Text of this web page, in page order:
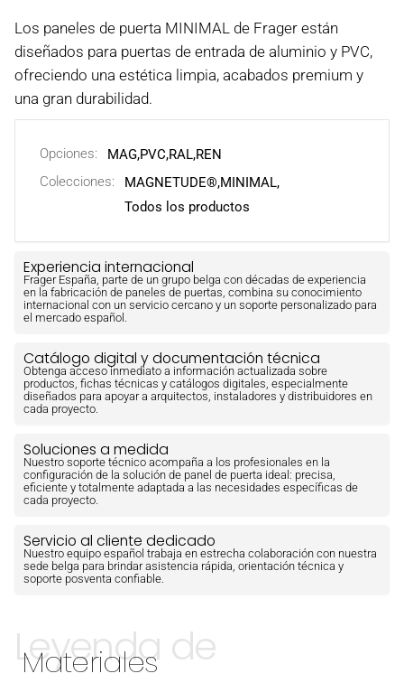
Los paneles de puerta MINIMAL de Frager están
diseñados para puertas de entrada de aluminio y PVC,
ofreciendo una estética limpia, acabados premium y
una gran durabilidad.
Opciones: MAG,PVC,RAL,REN
Colecciones:
MAGNETUDE®,MINIMAL,
Todos los productos
Experiencia internacional
Frager España, parte de un grupo belga con décadas de experiencia
en la fabricación de paneles de puertas, combina su conocimiento
internacional con un servicio cercano y un soporte personalizado para
el mercado español.
Catálogo digital y documentación técnica
Obtenga acceso inmediato a información actualizada sobre
productos, fichas técnicas y catálogos digitales, especialmente
diseñados para apoyar a arquitectos, instaladores y distribuidores en
cada proyecto.
Soluciones a medida
Nuestro soporte técnico acompaña a los profesionales en la
configuración de la solución de panel de puerta ideal: precisa,
eficiente y totalmente adaptada a las necesidades específicas de
cada proyecto.
Servicio al cliente dedicado
Nuestro equipo español trabaja en estrecha colaboración con nuestra
sede belga para brindar asistencia rápida, orientación técnica y
soporte posventa confiable.
Leyenda de
Materiales